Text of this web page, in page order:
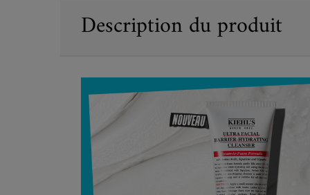
Description du produit